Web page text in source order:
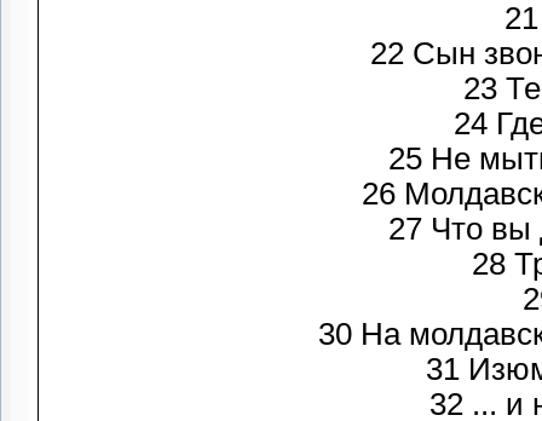
22 Сын
23
24
25 Не
27 Что вы
28
30 На
31